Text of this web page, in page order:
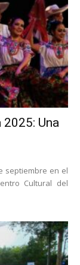
Una
septiembre en el
Cultural del